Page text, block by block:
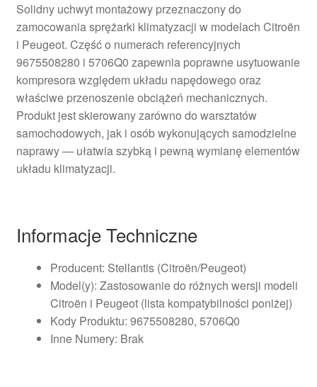
Solidny uchwyt montażowy przeznaczony do
zamocowania sprężarki klimatyzacji w modelach Citroën
i Peugeot. Część o numerach referencyjnych
9675508280 i 5706Q0 zapewnia poprawne usytuowanie
kompresora względem układu napędowego oraz
właściwe przenoszenie obciążeń mechanicznych.
Produkt jest skierowany zarówno do warsztatów
samochodowych, jak i osób wykonujących samodzielne
naprawy — ułatwia szybką i pewną wymianę elementów
układu klimatyzacji.
Informacje Techniczne
Producent: Stellantis (Citroën/Peugeot)
Model(y): Zastosowanie do różnych wersji modeli
Citroën i Peugeot (lista kompatybilności poniżej)
Kody Produktu: 9675508280, 5706Q0
Inne Numery: Brak